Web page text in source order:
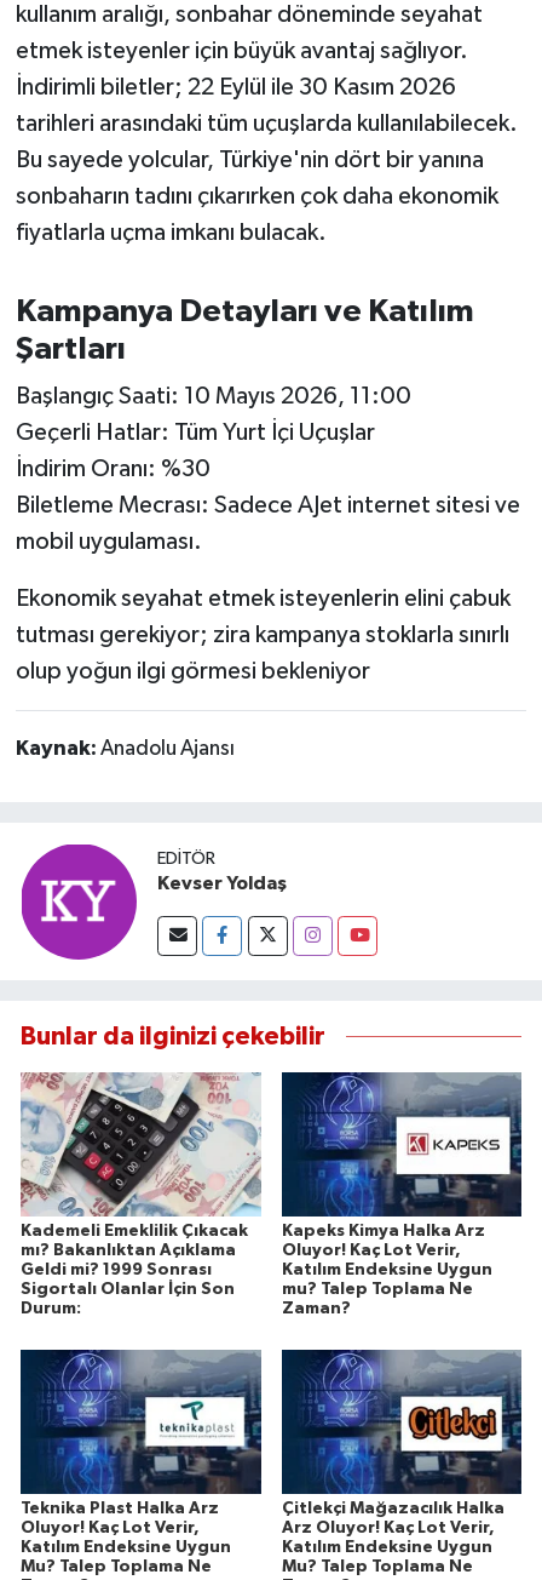
kullanım aralığı, sonbahar döneminde seyahat
etmek isteyenler için büyük avantaj sağlıyor.
İndirimli biletler; 22 Eylül ile 30 Kasım 2026
tarihleri arasındaki tüm uçuşlarda kullanılabilecek.
Bu sayede yolcular, Türkiye'nin dört bir yanına
sonbaharın tadını çıkarırken çok daha ekonomik
fiyatlarla uçma imkanı bulacak.
Kampanya Detayları ve Katılım
Şartları
Başlangıç Saati: 10 Mayıs 2026, 11:00
Geçerli Hatlar: Tüm Yurt İçi Uçuşlar
İndirim Oranı: %30
Biletleme Mecrası: Sadece AJet internet sitesi ve
mobil uygulaması.
Ekonomik seyahat etmek isteyenlerin elini çabuk
tutması gerekiyor; zira kampanya stoklarla sınırlı
olup yoğun ilgi görmesi bekleniyor
Kaynak: Anadolu Ajansı
EDITÖR
Kevser Yoldaş
Bunlar da ilginizi çekebilir
Kademeli Emeklilik Çıkacak
mı? Bakanlıktan Açıklama
Geldi mi? 1999 Sonrası
Sigortalı Olanlar İçin Son
Durum:
Kapeks Kimya Halka Arz
Oluyor! Kaç Lot Verir,
Katılım Endeksine Uygun
mu? Talep Toplama Ne
Zaman?
Teknika Plast Halka Arz
Oluyor! Kaç Lot Verir,
Katılım Endeksine Uygun
Mu? Talep Toplama Ne
Çitlekçi Mağazacılık Halka
Arz Oluyor! Kaç Lot Verir,
Katılım Endeksine Uygun
Mu? Talep Toplama Ne
TEKNOLOJİ
Trend
TÜRKİYE
YAŞAM